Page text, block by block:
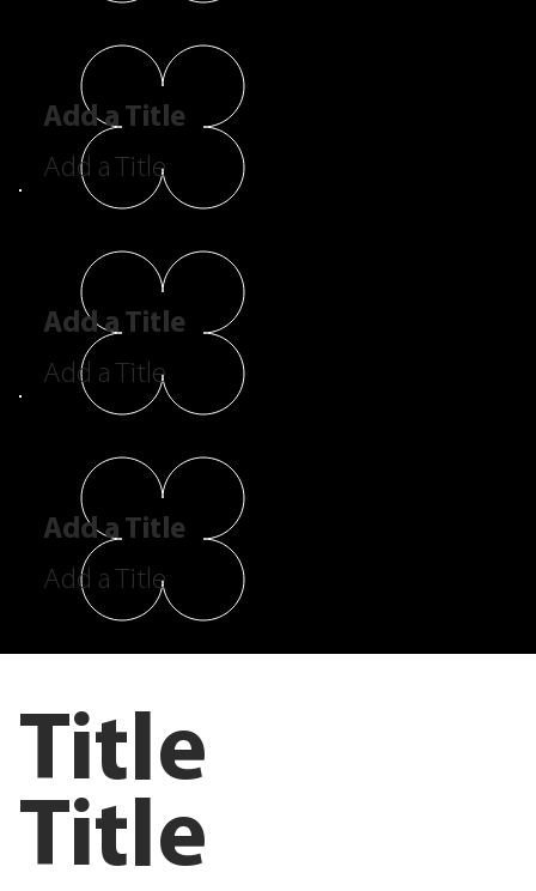
Add a Title
Add a Title
Add a Title
Add a Title
Add a Title
Add a Title
Title
Title